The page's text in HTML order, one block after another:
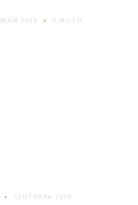
МАЙ 2014 5 ФОТО
СЕНТЯБРЬ 2018